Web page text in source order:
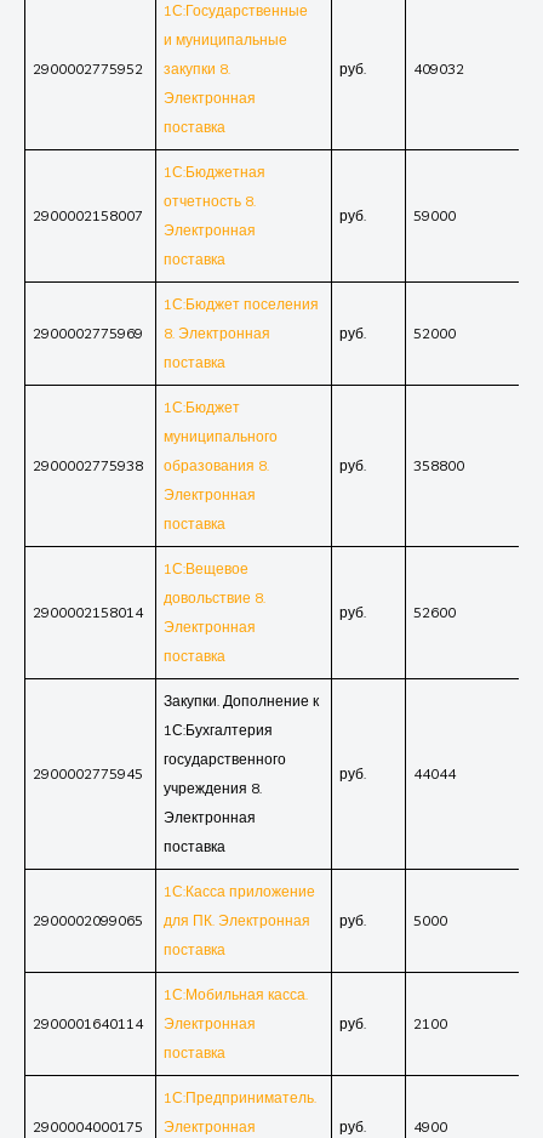
2900002775952
1С:Государственные
и муниципальные
закупки 8.
Электронная
поставка
руб. 409032
2900002158007
1С:Бюджетная
отчетность 8.
Электронная
поставка
руб. 59000
2900002775969
1С:Бюджет поселения
8. Электронная
поставка
руб. 52000
2900002775938
1С:Бюджет
муниципального
образования 8.
Электронная
поставка
руб. 358800
2900002158014
1С:Вещевое
довольствие 8.
Электронная
поставка
руб. 52600
2900002775945
Закупки. Дополнение к
1С:Бухгалтерия
государственного
учреждения 8.
Электронная
поставка
руб. 44044
2900002099065
1С:Касса приложение
для ПК. Электронная
поставка
руб. 5000
2900001640114
1С:Мобильная касса.
Электронная
поставка
руб. 2100
2900004000175
1С:Предприниматель.
Электронная
руб. 4900